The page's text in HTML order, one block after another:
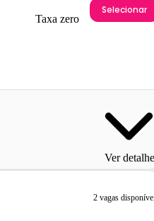
Taxa zero
Selecionar
Ver
2 vagas